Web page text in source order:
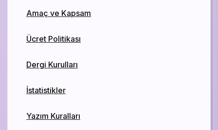
Amaç ve Kapsam
Ücret Politikası
Dergi Kurulları
İstatistikler
Yazım Kuralları